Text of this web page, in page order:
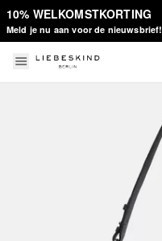
10% WELKOMSTKORTING
Meld je nu aan voor de nieuwsbrief!